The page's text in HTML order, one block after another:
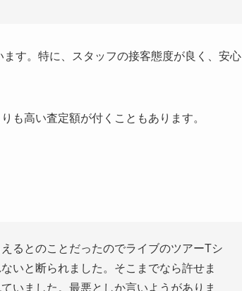
ます。特に、スタッフの接客態度が良く、安心
も高い査定額が付くこともあります。
るとのことだったのでライブのツアーTシ
いと断られました。そこまでなら許せま
いました。最悪としか言いようがありま